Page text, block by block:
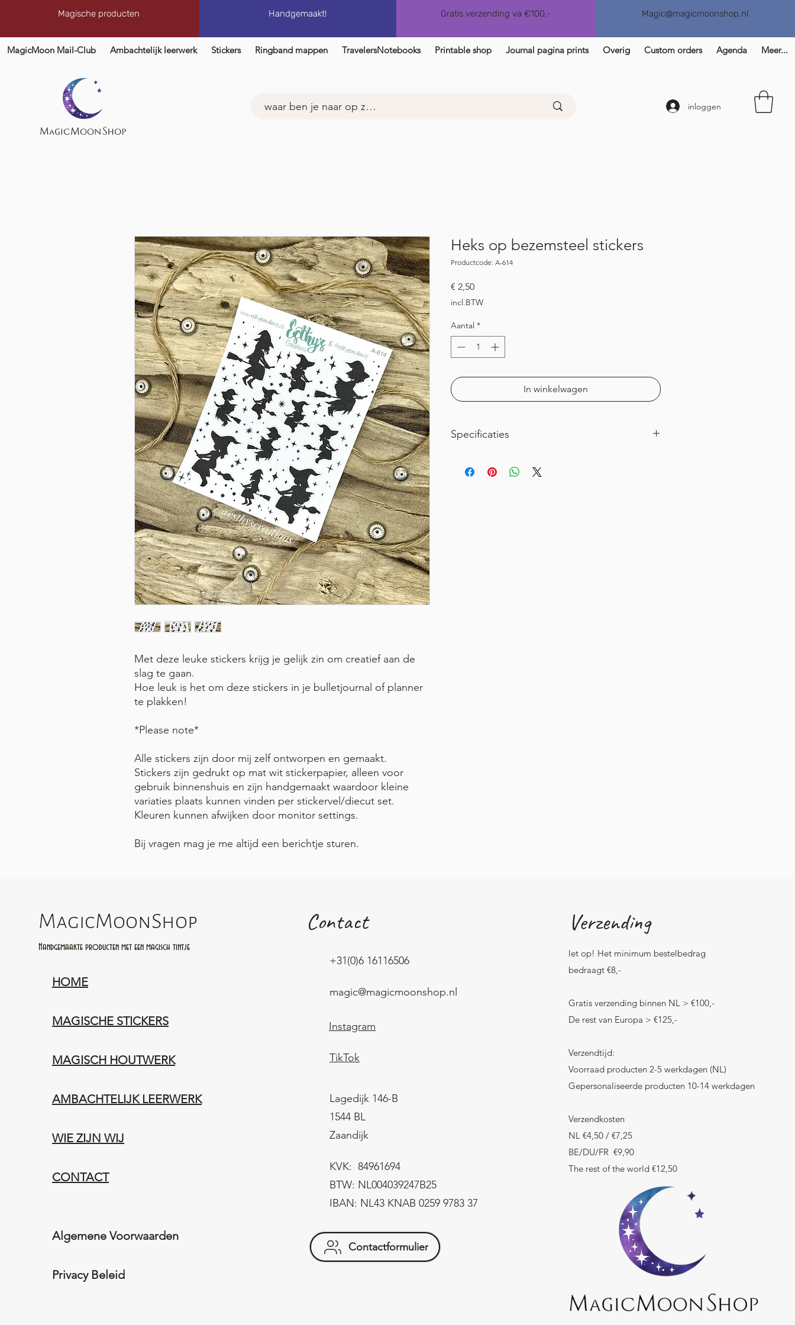
Magische producten Handgemaakt! Gratis verzending va €100,- Magic@magicmoonshop.nl
MagicMoon Mail-Club Ambachtelijk leerwerk Stickers Ringband mappen TravelersNotebooks Printable shop Journal pagina prints Overig Custom orders Agenda Meer...
inloggen
Met deze leuke stickers krijg je gelijk zin om creatief aan de
slag te gaan.
Hoe leuk is het om deze stickers in je bulletjournal of planner
te plakken!
*Please note*
Alle stickers zijn door mij zelf ontworpen en gemaakt.
Stickers zijn gedrukt op mat wit stickerpapier, alleen voor
gebruik binnenshuis en zijn handgemaakt waardoor kleine
variaties plaats kunnen vinden per stickervel/diecut set.
Kleuren kunnen afwijken door monitor settings.
Bij vragen mag je me altijd een berichtje sturen.
Heks op bezemsteel stickers
Productcode: A-614
€ 2,50Prijs
incl.BTW
Aantal *
In winkelwagen
Specificaties
MagicMoonShop
Handgemaakte producten met een magisch tintje
HOME
MAGISCHE STICKERS
MAGISCH HOUTWERK
AMBACHTELIJK LEERWERK​
WIE ZIJN WIJ​​
CONTACT
Algemene Voorwaarden
Privacy Beleid
Contact
+31(0)6 16116506
magic@magicmoonshop.nl
Instagram
TikTok
Lagedijk 146-B
1544 BL
Zaandijk
KVK: 84961694
BTW: NL004039247B25
IBAN: NL43 KNAB 0259 9783 37
Contactformulier
Verzending
let op! Het minimum bestelbedrag
bedraagt €8,-
Gratis verzending binnen NL > €100,-
De rest van Europa > €125,-
Verzendtijd:
Voorraad producten 2-5 werkdagen (NL)
Gepersonaliseerde producten 10-14 werkdagen
Verzendkosten
NL €4,50 / €7,25
BE/DU/FR €9,90
The rest of the world €12,50